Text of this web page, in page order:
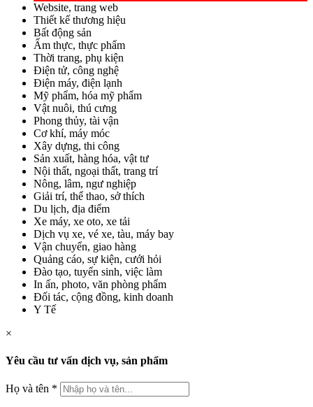
Website, trang web
Thiết kế thương hiệu
Bất động sản
Ẩm thực, thực phẩm
Thời trang, phụ kiện
Điện tử, công nghệ
Điện máy, điện lạnh
Mỹ phẩm, hóa mỹ phẩm
Vật nuôi, thú cưng
Phong thủy, tài vận
Cơ khí, máy móc
Xây dựng, thi công
Sản xuất, hàng hóa, vật tư
Nội thất, ngoại thất, trang trí
Nông, lâm, ngư nghiệp
Giải trí, thể thao, sở thích
Du lịch, địa điểm
Xe máy, xe oto, xe tải
Dịch vụ xe, vé xe, tàu, máy bay
Vận chuyển, giao hàng
Quảng cáo, sự kiện, cưới hỏi
Đào tạo, tuyển sinh, việc làm
In ấn, photo, văn phòng phẩm
Đối tác, cộng đồng, kinh doanh
Y Tế
×
Yêu cầu tư vấn dịch vụ, sản phẩm
Họ và tên *